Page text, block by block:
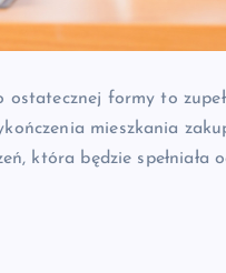
ostatecznej formy to
mieszkania
która będzie spełniała